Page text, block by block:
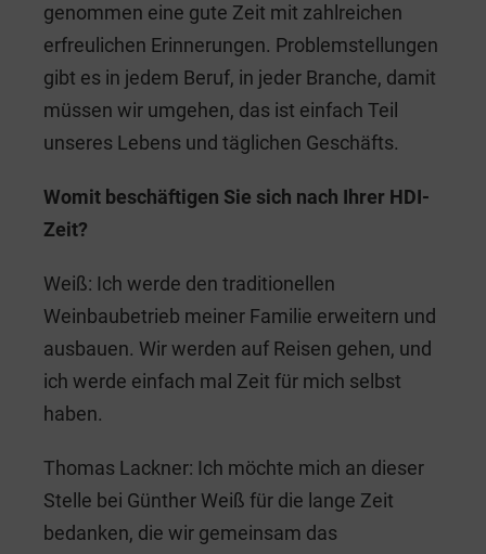
genommen eine gute Zeit mit zahlreichen
erfreulichen Erinnerungen. Problemstellungen
gibt es in jedem Beruf, in jeder Branche, damit
müssen wir umgehen, das ist einfach Teil
unseres Lebens und täglichen Geschäfts.
Womit beschäftigen Sie sich nach Ihrer HDI-
Zeit?
Weiß: Ich werde den traditionellen
Weinbaubetrieb meiner Familie erweitern und
ausbauen. Wir werden auf Reisen gehen, und
ich werde einfach mal Zeit für mich selbst
haben.
Thomas Lackner: Ich möchte mich an dieser
Stelle bei Günther Weiß für die lange Zeit
bedanken, die wir gemeinsam das